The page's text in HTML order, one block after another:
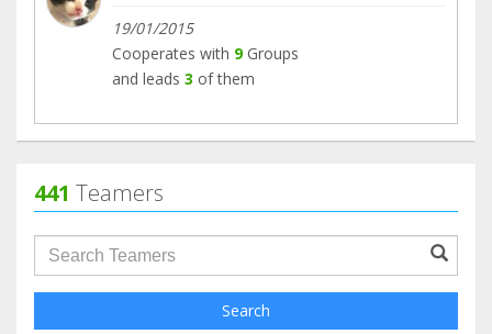
19/01/2015
Cooperates with 9Groups
and leads 3 of them
441 Teamers
groupProfile.searchForm.search.text???
Search